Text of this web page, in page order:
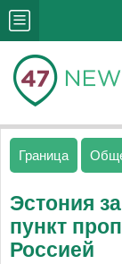
Граница
Эстония
пункт
Россией